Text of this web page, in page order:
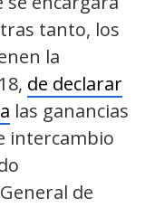
tanto, los
la
de declarar
las ganancias
intercambio
de